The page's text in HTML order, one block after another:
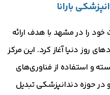
بارانا
خود را در مشهد با هدف ارائه
روز دنیا آغاز کرد. این مرکز
و استفاده از فناوری‌های
در حوزه دندانپزشکی تبدیل